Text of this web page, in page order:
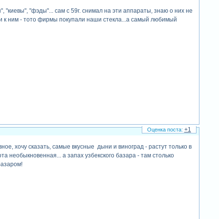
"фэды"... сам с 59г. снимал на эти аппараты, знаю о них не
к ним - тото фирмы покупали наши стекла...а самый любимый
хочу сказать, самые вкусные дыни и виноград - растут только в
необыкновенная... а запах узбекского базара - там столько
+1